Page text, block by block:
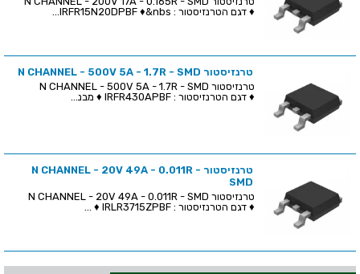
♦ דגם הטרנזיסטור : IRFR15N20DPBF ♦&nbs...
טרנזיסטור N CHANNEL - 500V 5A - 1.7R - SMD
♦ דגם הטרנזיסטור : IRFR430APBF ♦ מבנ...
טרנזיסטור N CHANNEL - 20V 49A - 0.011R -
SMD
♦ דגם הטרנזיסטור : IRLR3715ZPBF ♦ ...